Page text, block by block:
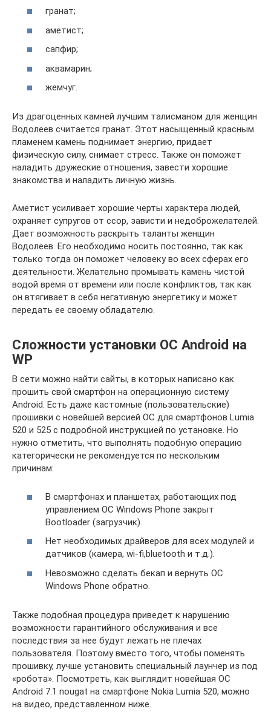
гранат;
аметист;
сапфир;
аквамарин;
жемчуг.
Из драгоценных камней лучшим талисманом для женщин
Водолеев считается гранат. Этот насыщенный красным
пламенем камень поднимает энергию, придает
физическую силу, снимает стресс. Также он поможет
наладить дружеские отношения, завести хорошие
знакомства и наладить личную жизнь.
Аметист усиливает хорошие черты характера людей,
охраняет супругов от ссор, зависти и недоброжелателей.
Дает возможность раскрыть таланты женщин
Водолеев. Его необходимо носить постоянно, так как
только тогда он поможет человеку во всех сферах его
деятельности. Желательно промывать камень чистой
водой время от времени или после конфликтов, так как
он втягивает в себя негативную энергетику и может
передать ее своему обладателю.
Сложности установки ОС Android на
WP
В сети можно найти сайты, в которых написано как
прошить свой смартфон на операционную систему
Android. Есть даже кастомные (пользовательские)
прошивки с новейшей версией ОС для смартфонов Lumia
520 и 525 с подробной инструкцией по установке. Но
нужно отметить, что выполнять подобную операцию
категорически не рекомендуется по нескольким
причинам:
В смартфонах и планшетах, работающих под
управлением ОС Windows Phone закрыт
Bootloader (загрузчик).
Нет необходимых драйверов для всех модулей и
датчиков (камера, wi-fi,bluetooth и т.д.).
Невозможно сделать бекап и вернуть ОС
Windows Phone обратно.
Также подобная процедура приведет к нарушению
возможности гарантийного обслуживания и все
последствия за нее будут лежать не плечах
пользователя. Поэтому вместо того, чтобы поменять
прошивку, лучше установить специальный лаунчер из под
«робота». Посмотреть, как выглядит новейшая ОС
Android 7.1 nougat на смартфоне Nokia Lumia 520, можно
на видео, представленном ниже.